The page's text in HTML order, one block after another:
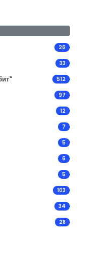
26
33
512
97
12
7
5
6
5
103
34
28